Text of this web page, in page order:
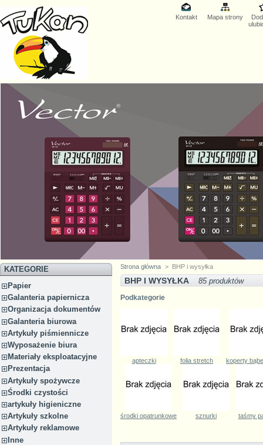
Kontakt Mapa strony
KATEGORIE
Papier
Galanteria papiernicza
Organizacja dokumentów
Galanteria biurowa
Artykuły piśmiennicze
Wyposażenie biura
Materiały eksploatacyjne
Prezentacja
Artykuły spożywcze
Środki czystości
artykuły higieniczne
Artykuły szkolne
Artykuły reklamowe
Inne
Strona główna > BHP i wysyłka
BHP I WYSYŁKA 85 produktów
Podkategorie
apteczki folia stretch koperty
środki opatrunkowe sznurki taśmy